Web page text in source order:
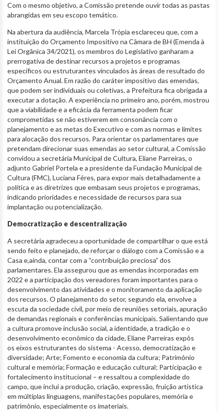
Com o mesmo objetivo, a Comissão pretende ouvir todas as pastas
abrangidas em seu escopo temático.
Na abertura da audiência, Marcela Trópia esclareceu que, com a
instituição do Orçamento Impositivo na Câmara de BH (Emenda à
Lei Orgânica 34/2021), os membros do Legislativo ganharam a
prerrogativa de destinar recursos a projetos e programas
específicos ou estruturantes vinculados às áreas de resultado do
Orçamento Anual. Em razão do caráter impositivo das emendas,
que podem ser individuais ou coletivas, a Prefeitura fica obrigada a
executar a dotação. A experiência no primeiro ano, porém, mostrou
que a viabilidade e a eficácia da ferramenta podem ficar
comprometidas se não estiverem em consonância com o
planejamento e as metas do Executivo e com as normas e limites
para alocação dos recursos. Para orientar os parlamentares que
pretendam direcionar suas emendas ao setor cultural, a Comissão
convidou a secretária Municipal de Cultura, Eliane Parreiras, o
adjunto Gabriel Portela e a presidente da Fundação Municipal de
Cultura (FMC), Luciana Féres, para expor mais detalhadamente a
política e as diretrizes que embasam seus projetos e programas,
indicando prioridades e necessidade de recursos para sua
implantação ou potencialização.
Democratização e descentralização
A secretária agradeceu a oportunidade de compartilhar o que está
sendo feito e planejado, de reforçar o diálogo com a Comissão e a
Casa e,ainda, contar com a “contribuição preciosa” dos
parlamentares. Ela assegurou que as emendas incorporadas em
2022 e a participação dos vereadores foram importantes para o
desenvolvimento das atividades e o monitoramento da aplicação
dos recursos. O planejamento do setor, segundo ela, envolve a
escuta da sociedade civil, por meio de reuniões setoriais, apuração
de demandas regionais e conferências municipais. Salientando que
a cultura promove inclusão social, a identidade, a tradição e o
desenvolvimento econômico da cidade, Eliane Parreiras expôs
os eixos estruturantes do sistema - Acesso, democratização e
diversidade; Arte; Fomento e economia da cultura; Patrimônio
cultural e memória; Formação e educação cultural; Participação e
fortalecimento institucional – e ressaltou a complexidade do
campo, que inclui a produção, criação, expressão, fruição artística
em múltiplas linguagens, manifestações populares, memória e
patrimônio, especialmente os imateriais.